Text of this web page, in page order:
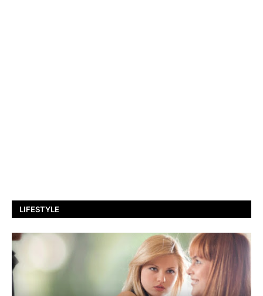
LIFESTYLE